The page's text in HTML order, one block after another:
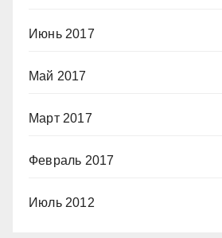
Июнь 2017
Май 2017
Март 2017
Февраль 2017
Июль 2012